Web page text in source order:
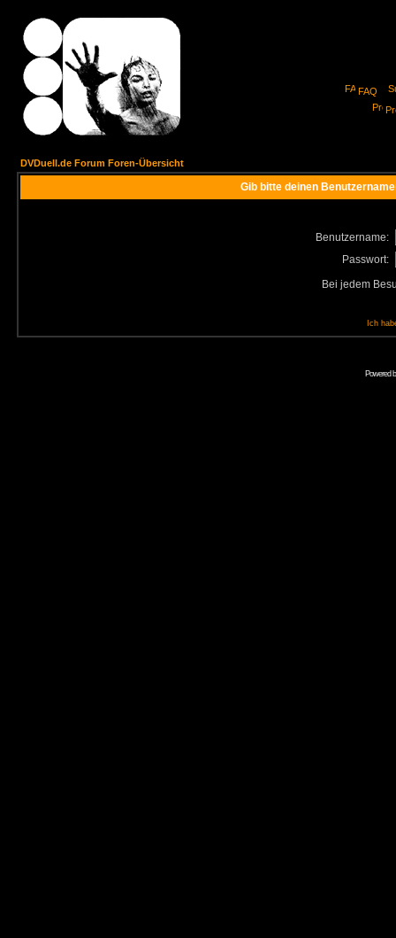
FAQ
DVDuell.de Forum Foren-Übersicht
Gib bitte deinen
Benutzername:
Passwort:
Bei jedem
Ich
Powered